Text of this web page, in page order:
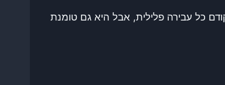
כל עבירה פלילית, אבל היא גם טומנת